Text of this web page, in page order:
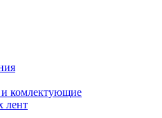
комлектующие
лент